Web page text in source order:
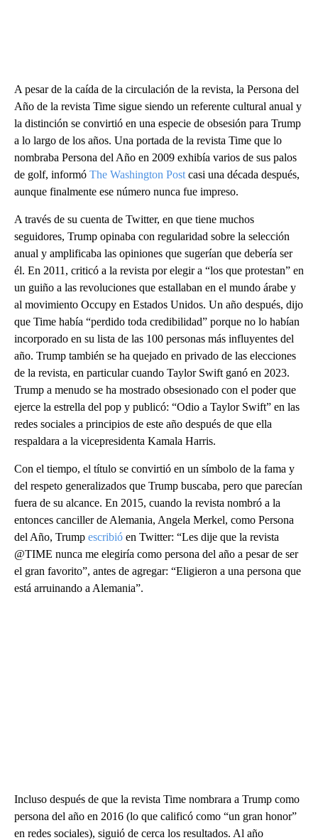
A pesar de la caída de la circulación de la revista, la Persona del
Año de la revista Time sigue siendo un referente cultural anual y
la distinción se convirtió en una especie de obsesión para Trump
a lo largo de los años. Una portada de la revista Time que lo
nombraba Persona del Año en 2009 exhibía varios de sus palos
de golf, informó The Washington Post casi una década después,
aunque finalmente ese número nunca fue impreso.
A través de su cuenta de Twitter, en que tiene muchos
seguidores, Trump opinaba con regularidad sobre la selección
anual y amplificaba las opiniones que sugerían que debería ser
él. En 2011, criticó a la revista por elegir a “los que protestan” en
un guiño a las revoluciones que estallaban en el mundo árabe y
al movimiento Occupy en Estados Unidos. Un año después, dijo
que Time había “perdido toda credibilidad” porque no lo habían
incorporado en su lista de las 100 personas más influyentes del
año. Trump también se ha quejado en privado de las elecciones
de la revista, en particular cuando Taylor Swift ganó en 2023.
Trump a menudo se ha mostrado obsesionado con el poder que
ejerce la estrella del pop y publicó: “Odio a Taylor Swift” en las
redes sociales a principios de este año después de que ella
respaldara a la vicepresidenta Kamala Harris.
Con el tiempo, el título se convirtió en un símbolo de la fama y
del respeto generalizados que Trump buscaba, pero que parecían
fuera de su alcance. En 2015, cuando la revista nombró a la
entonces canciller de Alemania, Angela Merkel, como Persona
del Año, Trump escribió en Twitter: “Les dije que la revista
@TIME nunca me elegiría como persona del año a pesar de ser
el gran favorito”, antes de agregar: “Eligieron a una persona que
está arruinando a Alemania”.
Incluso después de que la revista Time nombrara a Trump como
persona del año en 2016 (lo que calificó como “un gran honor”
en redes sociales), siguió de cerca los resultados. Al año